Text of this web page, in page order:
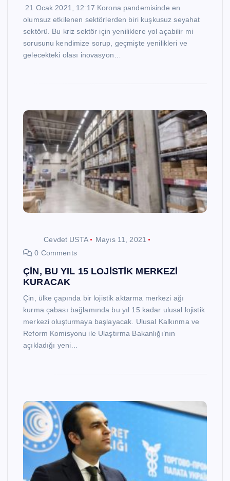
21 Ocak 2021, 12:17 Korona pandemisinde en
olumsuz etkilenen sektörlerden biri kuşkusuz seyahat
sektörü. Bu kriz sektör için yeniliklere yol açabilir mi
sorusunu kendimize sorup, geçmişte yenilikleri ve
gelecekteki olası inovasyon…
Cevdet USTA
Mayıs 11, 2021
0 Comments
ÇİN, BU YIL 15 LOJİSTİK MERKEZİ
KURACAK
Çin, ülke çapında bir lojistik aktarma merkezi ağı
kurma çabası bağlamında bu yıl 15 kadar ulusal lojistik
merkezi oluşturmaya başlayacak. Ulusal Kalkınma ve
Reform Komisyonu ile Ulaştırma Bakanlığı’nın
açıkladığı yeni…